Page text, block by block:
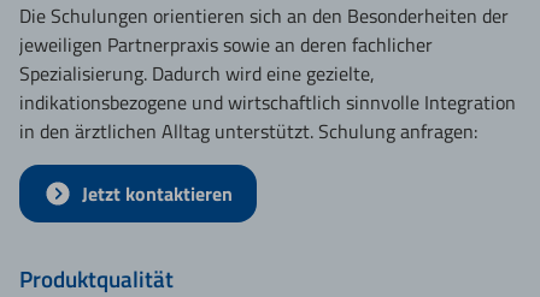
Die Schulungen orientieren sich an den Besonderheiten der
jeweiligen Partnerpraxis sowie an deren fachlicher
Spezialisierung. Dadurch wird eine gezielte,
indikationsbezogene und wirtschaftlich sinnvolle Integration
in den ärztlichen Alltag unterstützt. Schulung anfragen:
Jetzt kontaktieren
Produktqualität